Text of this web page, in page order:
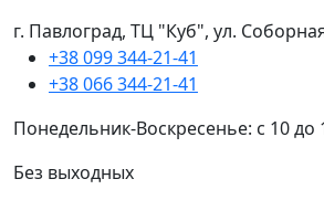
г. Павлоград, ТЦ "Куб", ул.
+38 099 344-21-41
+38 066 344-21-41
Понедельник-Воскресенье: с 10 до
Без выходных